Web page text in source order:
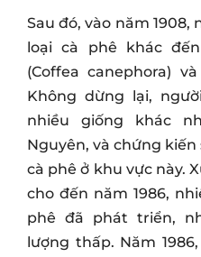
Sau đó, vào năm
loại cà phê khác
(Coffea canephora) và
Không dừng lại,
nhiều giống khác
Nguyên, và chứng
cà phê ở khu vực này.
cho đến năm 1986,
phê đã phát triển,
lượng thấp. Năm